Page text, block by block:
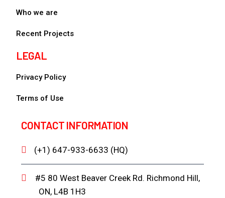
Who we are
Recent Projects
LEGAL
Privacy Policy
Terms of Use
CONTACT INFORMATION
(+1) 647-933-6633 (HQ)
#5 80 West Beaver Creek Rd. Richmond Hill,
ON, L4B 1H3